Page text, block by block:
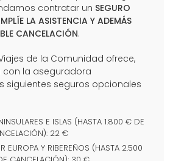
contratar un SEGURO
LA ASISTENCIA Y ADEMÁS
CANCELACIÓN.
de la Comunidad ofrece,
la aseguradora
siguientes seguros opcionales
E ISLAS (HASTA 1.800 € DE
22 €
EUROPA Y RIBEREÑOS (HASTA 2.500